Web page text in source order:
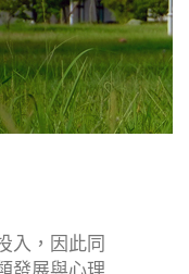
入，因此同